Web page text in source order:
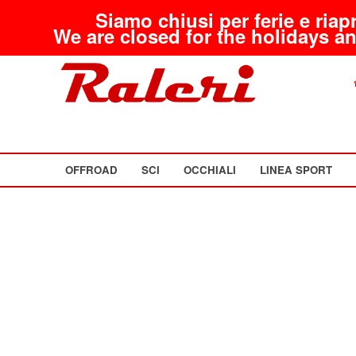
Siamo chiusi per ferie e
We are closed for the holidays
OFFROAD SCI OCCHIALI LINEA SPORT